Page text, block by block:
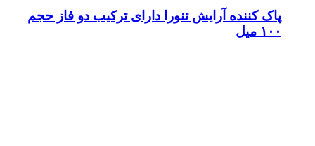
پاک کننده آرایش تنورا دارای ترکیب دو فاز حجم
۱۰۰ میل